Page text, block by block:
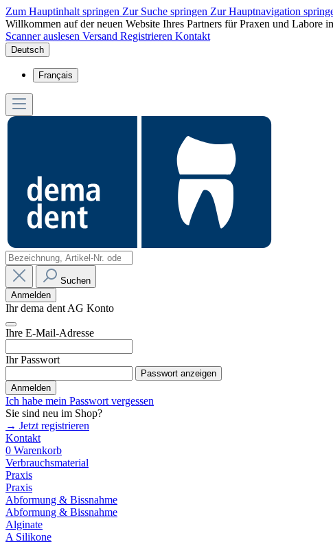
Zum Hauptinhalt springen Zur Suche springen Zur Hauptnavigation
Willkommen auf der neuen Website Ihres Partners für Praxen und Labore
Scanner auslesen Versand Registrieren Kontakt
Deutsch
Français
Suchen
Anmelden
Ihr dema dent AG Konto
Ihre E-Mail-Adresse
Ihr Passwort
Passwort anzeigen
Anmelden
Ich habe mein Passwort vergessen
Sie sind neu im Shop?
→ Jetzt registrieren
Kontakt
0 Warenkorb
Verbrauchsmaterial
Praxis
Praxis
Abformung & Bissnahme
Abformung & Bissnahme
Alginate
A Silikone